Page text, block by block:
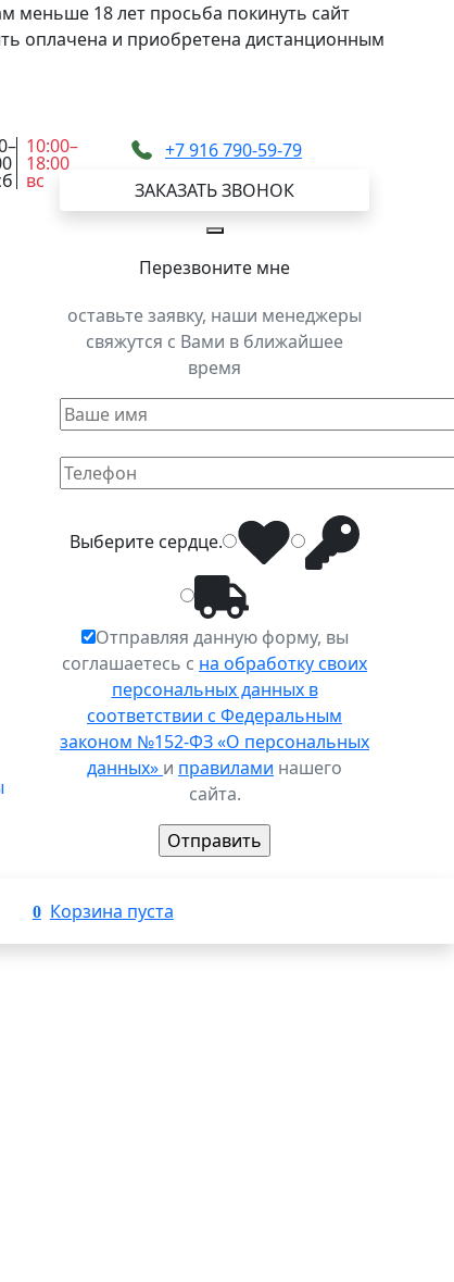
меньше 18 лет просьба покинуть сайт
оплачена и приобретена дистанционным
10:00–
18:00
вс
+7 916 790-59-79
ЗАКАЗАТЬ ЗВОНОК
Перезвоните мне
оставьте заявку, наши менеджеры
свяжутся с Вами в ближайшее
время
Выберите сердце.
Отправляя данную форму, вы
соглашаетесь с на обработку своих
персональных данных в
соответствии с Федеральным
законом №152-ФЗ «О персональных
данных» и правилами нашего
сайта.
0 Корзина пуста